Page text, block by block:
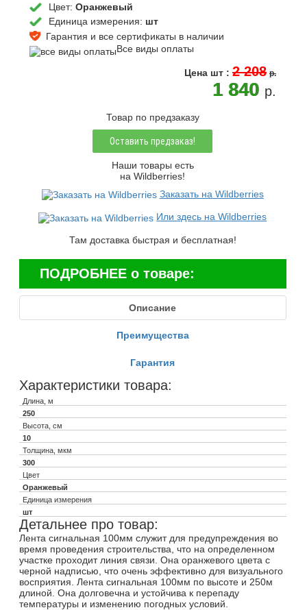
Цвет: Оранжевый
Единица измерения: шт
Гарантия и все сертификаты в наличии
Все виды оплаты
Цена шт : 2 208 p.
1 840 p.
Товар по предзаказу
Оставить предзаказ!
Наши товары есть
на Wildberries!
Заказать на Wildberries
Или здесь на Wildberries
Там доставка быстрая и бесплатная!
ПОДРОБНЕЕ о товаре:
Описание
Преимущества
Гарантия
Характеристики товара:
Длина, м
250
Высота, см
10
Толщина, мкм
300
Цвет
Оранжевый
Единица измерения
шт
Детальнее про товар:
Лента сигнальная 100мм служит для предупреждения во
время проведения строительства, что на определенном
участке проходит линия связи. Она оранжевого цвета с
черной надписью, что очень эффективно для визуального
восприятия. Лента сигнальная 100мм по высоте и 250м
длиной. Она долговечна и устойчива к перепаду
температуры и изменению погодных условий.